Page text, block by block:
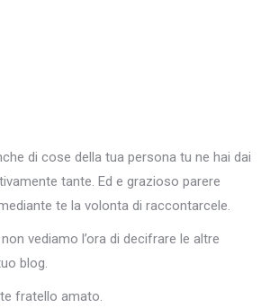
di cose della tua persona tu ne hai dai
tante. Ed e grazioso parere
te la volonta di raccontarcele.
vediamo l’ora di decifrare le altre
blog.
fratello amato.